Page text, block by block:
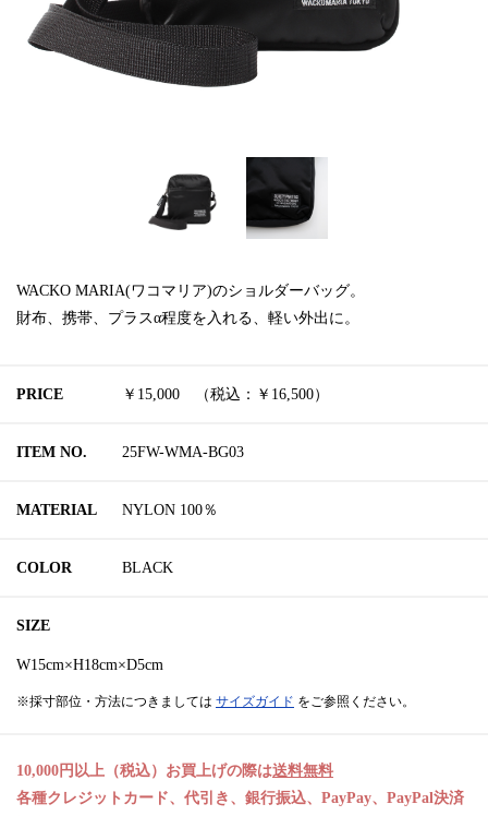
WACKO MARIA(ワコマリア)のショルダーバッグ。
財布、携帯、プラスα程度を入れる、軽い外出に。
PRICE ￥15,000 （税込：￥16,500）
ITEM NO. 25FW-WMA-BG03
MATERIAL NYLON 100％
COLOR BLACK
SIZE
W15cm×H18cm×D5cm
※採寸部位・方法につきましては サイズガイド をご参照ください。
10,000円以上（税込）お買上げの際は送料無料
各種クレジットカード、代引き、銀行振込、PayPay、PayPal決済